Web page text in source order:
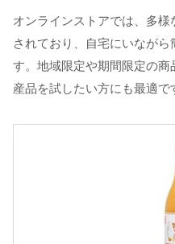
オンラインストアでは、多
されており、自宅にいなが
す。地域限定や期間限定の
産品を試したい方にも最適で